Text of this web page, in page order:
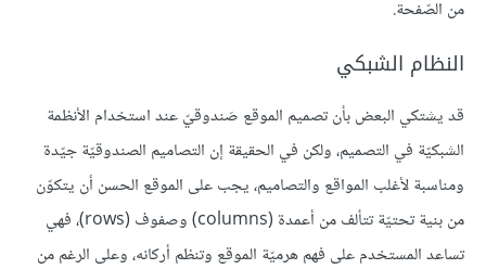
من الصّفحة.
النظام الشبكي
قد يشتكي البعض بأن تصميم الموقع صَندوقيّ عند استخدام الأنظمة
الشبكيّة في التصميم، ولكن في الحقيقة إن التصاميم الصندوقيّة جيّدة
ومناسبة لأغلب المواقع والتصاميم، يجب على الموقع الحسن أن يتكوّن
من بنية تحتيّة تتألف من أعمدة (columns) وصفوف (rows)، فهي
تساعد المستخدم على فهم هرميّة الموقع وتنظم أركانه، وعلى الرغم من